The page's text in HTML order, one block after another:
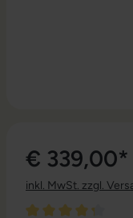
€ 339,00*
inkl. MwSt. zzgl.